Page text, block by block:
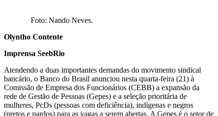
Foto: Nando Neves.
Olyntho Contente
Imprensa SeebRio
Atendendo a duas importantes demandas do movimento sindical
bancário, o Banco do Brasil anunciou nesta quarta-feira (21) à
Comissão de Empresa dos Funcionários (CEBB) a expansão da
rede de Gestão de Pessoas (Gepes) e a seleção prioritária de
mulheres, PcDs (pessoas com deficiência), indígenas e negros
(pretos e pardos) para as vagas a serem abertas. A Gepes é o setor de